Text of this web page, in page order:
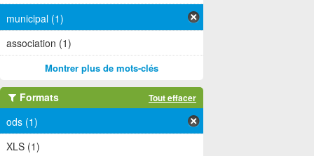
municipal (1)
association (1)
Montrer plus de mots-clés
Formats Tout effacer
ods (1)
XLS (1)